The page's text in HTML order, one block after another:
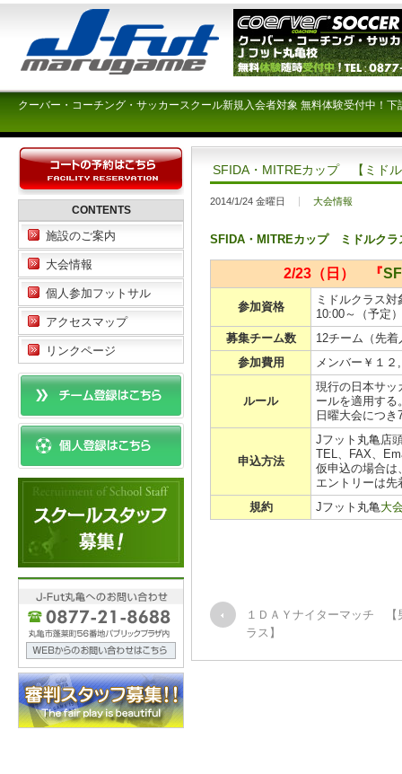
クーバー・コーチング・サッカースクール新規入会者対象 無料体験受付中！
SFIDA・MITREカップ 【ミド
2014/1/24 金曜日 大会情報
SFIDA・MITREカップ ミドルクラ
2/23（日） 『
参加資格
ミドルクラス
10:00～（予定
募集チーム数
12チーム（先
参加費用
メンバー￥１
ルール
現行の日本サッ
ールを適用する
日曜大会につ
申込方法
Jフット丸亀店
TEL、FAX、
仮申込の場合は
エントリーは
規約
Jフット丸亀 大
１ＤＡＹナイターマッチ 【
ラス】
CONTENTS
施設のご案内
大会情報
個人参加フットサル
アクセスマップ
リンクページ